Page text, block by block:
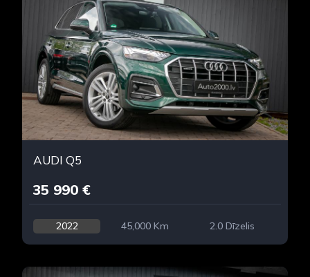
AUDI Q5
35 990 €
2022 45,000 Km 2.0 Dīzelis